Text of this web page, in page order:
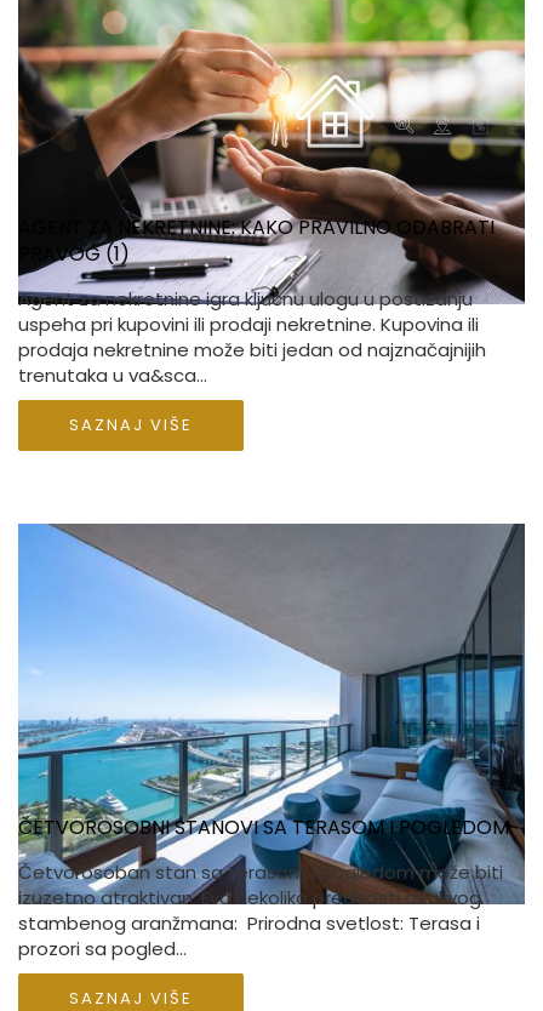
AGENT ZA NEKRETNINE: KAKO PRAVILNO ODABRATI
PRAVOG (1)
Agent za nekretnine igra ključnu ulogu u postizanju
uspeha pri kupovini ili prodaji nekretnine. Kupovina ili
prodaja nekretnine može biti jedan od najznačajnijih
trenutaka u va&sca...
SAZNAJ VIŠE
ČETVOROSOBNI STANOVI SA TERASOM I POGLEDOM
Četvorosoban stan sa terasom i pogledom može biti
izuzetno atraktivan. Evo nekoliko prednosti ovakvog
stambenog aranžmana: Prirodna svetlost: Terasa i
prozori sa pogled...
SAZNAJ VIŠE